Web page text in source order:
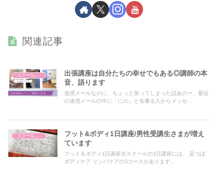
関連記事
スクールについて
出張講座は自分たちの幸せでもある◎講師の本
音、語ります
迷惑メールなのに、ちょっと笑ってしまった話あのー、最近
の迷惑メールの中に「にの」と名乗る人からメッセ...
スクールについて
フット&ボディ1日講座/男性受講生さまが増え
ています
フット＆ボディ1日講座当スクールの1日講座には、 足つぼ
ボディケア リンパケアの3コースがあります...